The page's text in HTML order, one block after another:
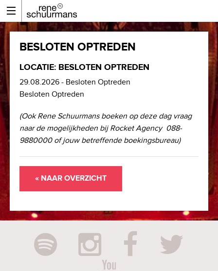
BESLOTEN OPTREDEN
LOCATIE: BESLOTEN OPTREDEN
29.08.2026 - Besloten Optreden
Besloten Optreden
(Ook Rene Schuurmans boeken op deze dag vraag
naar de mogelijkheden bij Rocket Agency 088-
9880000 of jouw betreffende boekingsbureau)
« NAAR OVERZICHT